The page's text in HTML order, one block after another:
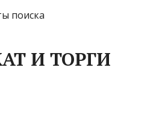
поиска
И ТОРГИ